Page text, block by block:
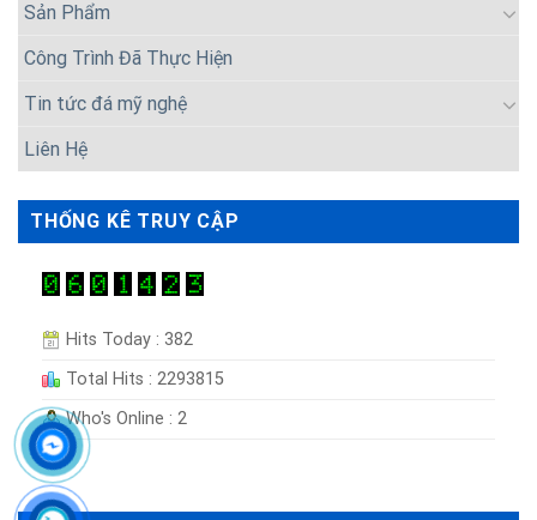
Sản Phẩm
Công Trình Đã Thực Hiện
Tin tức đá mỹ nghệ
Liên Hệ
THỐNG KÊ TRUY CẬP
Hits Today : 382
Total Hits : 2293815
Who's Online : 2